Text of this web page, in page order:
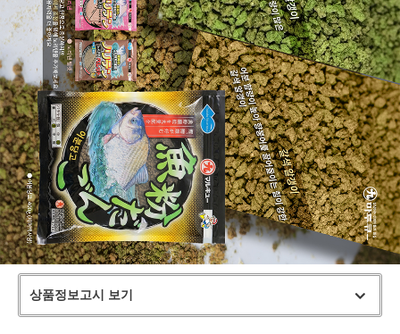
상품정보고시 보기